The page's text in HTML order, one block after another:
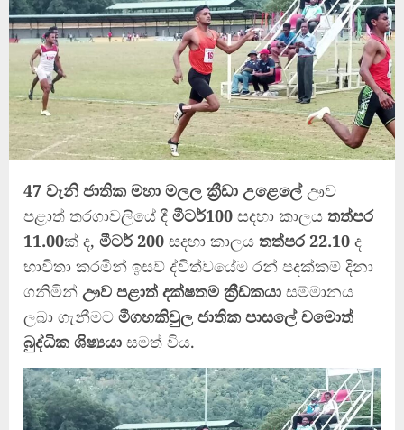
47 වැනි ජාතික මහා මලල ක්‍රීඩා උළෙලේඌව
පළාත් තරගාවලියේ දී මීටර්100 සදහා කාලය තත්පර
11.00ක් ද, මීටර් 200 සදහා කාලය තත්පර 22.10 ද
භාවිතා කරමින් ඉසව් ද්විත්වයේම රන් පදක්කම් දිනා
ගනිමින් ඌව පළාත් දක්ෂතම ක්‍රීඩකයා සම්මානය
ලබා ගැනීමට මීගහකිවුල ජාතික පාසලේ චමොත්
බුද්ධික ශිෂ්‍යයා සමත් විය.